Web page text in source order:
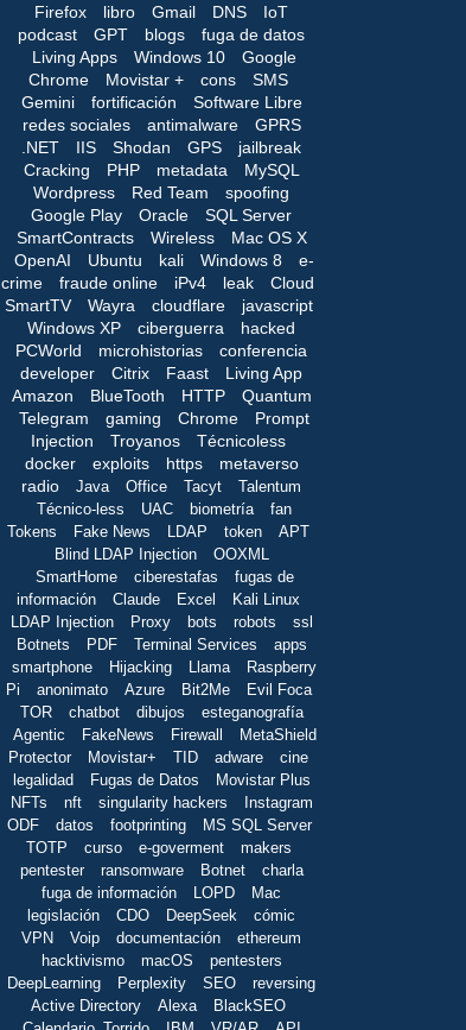
Firefox
libro Gmail DNS
IoT
podcast
GPT blogs
fuga de datos
Living Apps
Windows 10
Google
Chrome
Movistar + cons
SMS
Gemini
fortificación
Software Libre
redes sociales
antimalware
GPRS
.NET
IIS Shodan GPS
jailbreak
Cracking
PHP metadata
MySQL
Wordpress
Red Team
spoofing
Google Play
Oracle
SQL Server
SmartContracts
Wireless
Mac OS X
OpenAI
Ubuntu kali Windows 8
e-
crime
fraude online iPv4 leak
Cloud
SmartTV
Wayra cloudflare
javascript
Windows XP
ciberguerra
hacked
PCWorld
microhistorias
conferencia
developer
Citrix Faast
Living App
Amazon
BlueTooth HTTP
Quantum
Telegram
gaming Chrome
Prompt
Injection
Troyanos
Técnicoless
docker
exploits https
metaverso
radio
Java Office Tacyt
Talentum
Técnico-less
UAC biometría
fan
Tokens
Fake News LDAP token
APT
Blind LDAP Injection
OOXML
SmartHome
ciberestafas
fugas de
información
Claude Excel
Kali Linux
LDAP Injection
Proxy bots robots
ssl
Botnets
PDF Terminal Services
apps
smartphone
Hijacking Llama
Raspberry
Pi
anonimato Azure Bit2Me
Evil Foca
TOR
chatbot dibujos
esteganografía
Agentic
FakeNews Firewall
MetaShield
Protector
Movistar+ TID adware
cine
legalidad
Fugas de Datos
Movistar Plus
NFTs
nft singularity hackers
Instagram
ODF
datos footprinting
MS SQL Server
TOTP
curso e-goverment
makers
pentester
ransomware Botnet
charla
fuga de información
LOPD
Mac
legislación
CDO DeepSeek
cómic
VPN
Voip documentación
ethereum
hacktivismo
macOS
pentesters
DeepLearning
Perplexity SEO
reversing
Active Directory
Alexa
BlackSEO